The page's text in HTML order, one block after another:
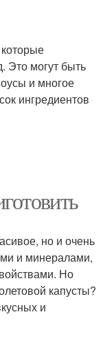
Это могут быть
и многое
ингредиентов
но и очень
и минералами,
Но
капусты?
и